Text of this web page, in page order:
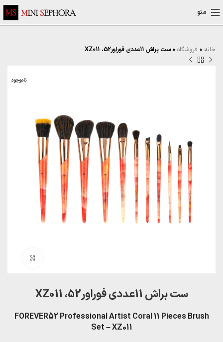
منو
خانه » فروشگاه »ست براش 11عددی فوراور52، XZ011
ناموجود
ست براش 11عددی فوراور52، XZ011
FOREVER52 Professional Artist Coral 11 Pieces Brush
Set – XZ011